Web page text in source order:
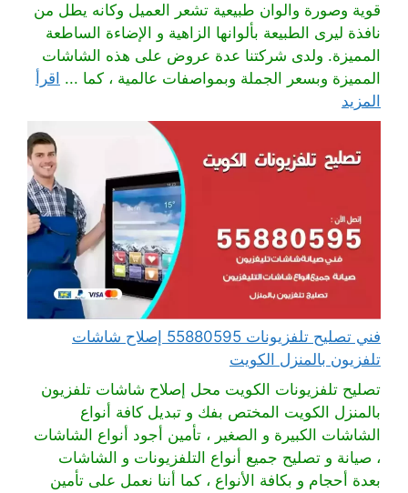
قوية وصورة والوان طبيعية تشعر العميل وكانه يطل من
نافذة ليرى الطبيعة بألوانها الزاهية و الإضاءة الساطعة
المميزة. ولدى شركتنا عدة عروض على هذه الشاشات
المميزة وبسعر الجملة وبمواصفات عالمية ، كما ... اقرأ
المزيد
فني تصليح تلفزيونات 55880595 إصلاح شاشات
تلفزيون بالمنزل الكويت
تصليح تلفزيونات الكويت محل إصلاح شاشات تلفزيون
بالمنزل الكويت المختص بفك و تبديل كافة أنواع
الشاشات الكبيرة و الصغير ، تأمين أجود أنواع الشاشات
، صيانة و تصليح جميع أنواع التلفزيونات و الشاشات
بعدة أحجام و بكافة الأنواع ، كما أننا نعمل على تأمين